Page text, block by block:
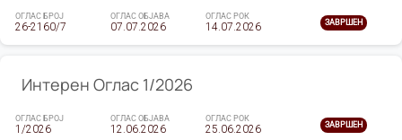
ОГЛАС БРОЈ
26-2160/7
ОГЛАС ОБЈАВА
07.07.2026
ОГЛАС РОК
14.07.2026 ЗАВРШЕН
Интерен Оглас 1/2026
ОГЛАС БРОЈ
1/2026
ОГЛАС ОБЈАВА
12.06.2026
ОГЛАС РОК
25.06.2026 ЗАВРШЕН